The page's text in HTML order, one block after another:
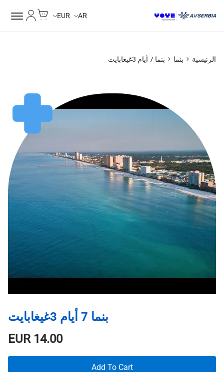
AR
EUR
الرئيسية بنما بنما 7 أيام 3غيغابايت
بنما 7 أيام 3غيغابايت
EUR14.00
Add To Cart